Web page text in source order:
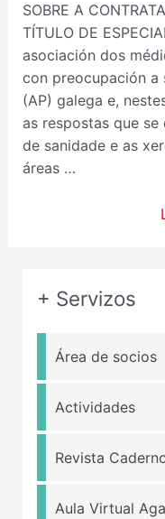
SOBRE A
TÍTULO DE
asociación dos
con preocupación a
(AP) galega e,
as respostas que
de sanidade e as
áreas …
+ Servizos
Área de socios
Actividades
Revista
Aula Virtual